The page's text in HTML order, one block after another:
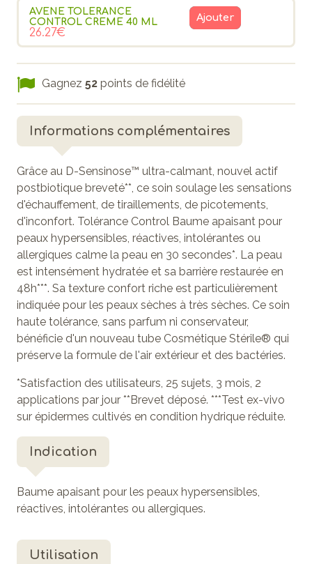
AVENE TOLERANCE
CONTROL CREME 40 ML
26.27€
Ajouter
Gagnez 52 points de fidélité
Informations complémentaires
Grâce au D-Sensinose™ ultra-calmant, nouvel actif
postbiotique breveté**, ce soin soulage les sensations
d'échauffement, de tiraillements, de picotements,
d'inconfort. Tolérance Control Baume apaisant pour
peaux hypersensibles, réactives, intolérantes ou
allergiques calme la peau en 30 secondes*. La peau
est intensément hydratée et sa barrière restaurée en
48h***. Sa texture confort riche est particulièrement
indiquée pour les peaux sèches à très sèches. Ce soin
haute tolérance, sans parfum ni conservateur,
bénéficie d'un nouveau tube Cosmétique Stérile® qui
préserve la formule de l'air extérieur et des bactéries.
*Satisfaction des utilisateurs, 25 sujets, 3 mois, 2
applications par jour **Brevet déposé. ***Test ex-vivo
sur épidermes cultivés en condition hydrique réduite.
Indication
Baume apaisant pour les peaux hypersensibles,
réactives, intolérantes ou allergiques.
Utilisation